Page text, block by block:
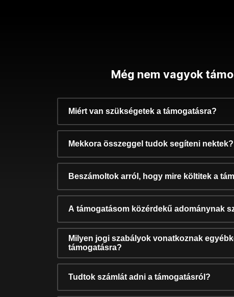
Még nem vagyok
Miért van szükségetek a támogatásra?
Mekkora összeggel tudok segíteni nektek?
Beszámoltok arról, hogy mire költitek a
A támogatásom közérdekű adománynak
Milyen jogi szabályok vonatkoznak
támogatásra?
Tudtok számlát adni a támogatásról?